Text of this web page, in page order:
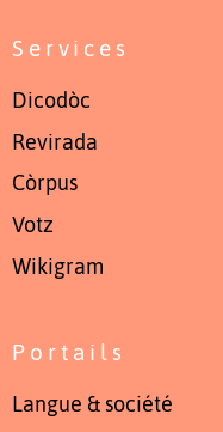
Services
Dicodòc
Revirada
Còrpus
Votz
Wikigram
Portails
Langue & société